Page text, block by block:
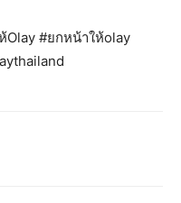
Olay #ยกหน้าให้olay